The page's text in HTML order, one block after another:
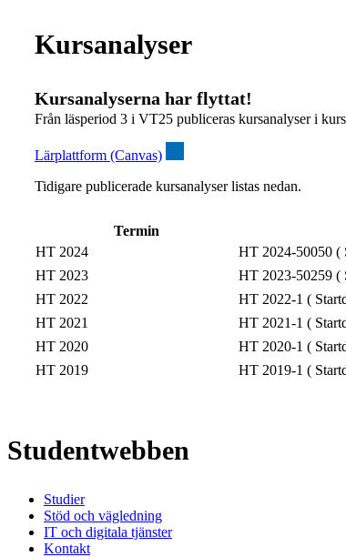
Kursanalyser
Kursanalyserna har flyttat!
Från läsperiod 3 i VT25 publiceras kursanalyser i
Lärplattform (Canvas)
Tidigare publicerade kursanalyser listas nedan.
Termin
HT 2024
HT 2024-50050 (
HT 2023
HT 2023-50259 (
HT 2022
HT 2022-1 (
HT 2021
HT 2021-1 (
HT 2020
HT 2020-1 (
HT 2019
HT 2019-1 (
Studentwebben
Studier
Stöd och vägledning
IT och digitala tjänster
Kontakt